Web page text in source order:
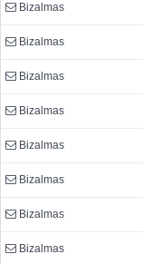
Bizalmas
Bizalmas
Bizalmas
Bizalmas
Bizalmas
Bizalmas
Bizalmas
Bizalmas